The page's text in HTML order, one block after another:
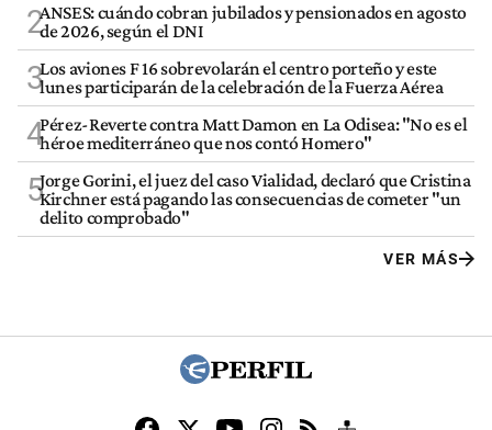
2ANSES: cuándo cobran jubilados y pensionados en agosto
de 2026, según el DNI
3Los aviones F 16 sobrevolarán el centro porteño y este
lunes participarán de la celebración de la Fuerza Aérea
4Pérez-Reverte contra Matt Damon en La Odisea: "No es el
héroe mediterráneo que nos contó Homero"
5Jorge Gorini, el juez del caso Vialidad, declaró que Cristina
Kirchner está pagando las consecuencias de cometer "un
delito comprobado"
VER MÁS